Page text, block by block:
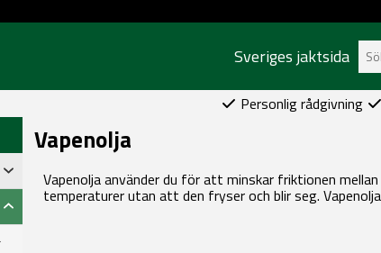
Sveriges jaktsida
Personlig rådgivning
Vapenolja
Vapenolja använder du för att minskar friktionen
temperaturer utan att den fryser och blir seg.